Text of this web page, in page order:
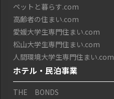
ペットと暮らす.com
高齢者の住まい.com
愛媛大学生専門住まい.com
松山大学生専門住まい.com
人間環境大学生専門住まい.com
ホテル・民泊事業
THE BONDS